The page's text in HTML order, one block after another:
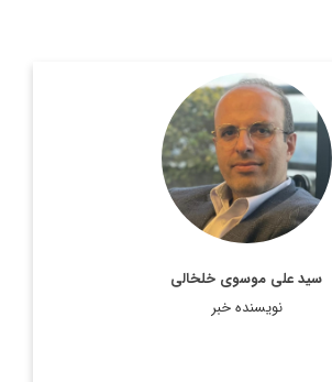
سید علی موسوی خلخالی
نویسنده خبر
نویسنده، مترجم و سردبیر دیپلماسی ایرانی.
اطلاعات بیشتر